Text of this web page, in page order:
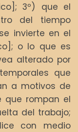
3º) que el
del tiempo
invierte en el
o lo que es
alterado por
que
a motivos de
que rompan el
del trabajo;
con medio